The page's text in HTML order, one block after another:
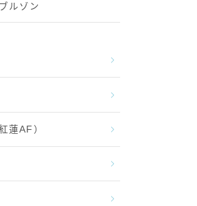
ルゾン
蓮AF）